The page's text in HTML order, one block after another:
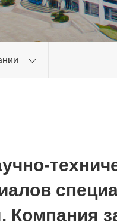
Компания